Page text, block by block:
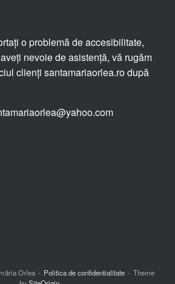
o problemă de accesibilitate,
nevoie de asistență, vă rugăm
clienți santamariaorlea.ro după
Orlea Politica de confidentialitate
Theme